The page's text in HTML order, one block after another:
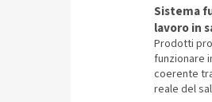
Sistema
lavoro in
Prodotti
funzionare
coerente
reale del